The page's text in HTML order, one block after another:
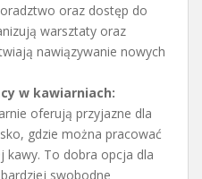
oraz dostęp do
warsztaty oraz
nawiązywanie nowych
w kawiarniach:
oferują przyjazne dla
gdzie można pracować
kawy. To dobra opcja dla
swobodne